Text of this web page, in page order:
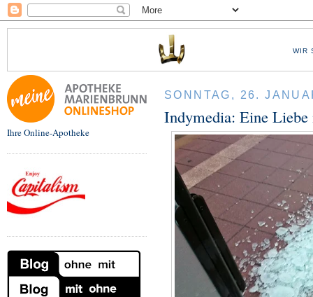
WIR
Ihre Online-Apotheke
SONNTAG, 26.
Indymedia: Eine